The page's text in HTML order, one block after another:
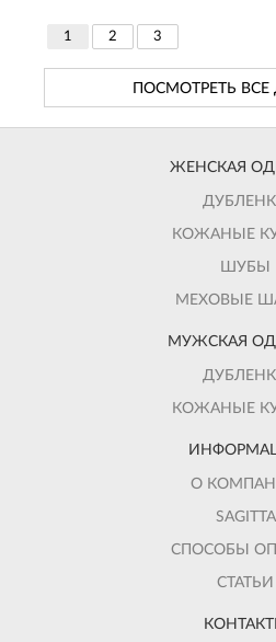
1 2 3
ПОСМОТРЕТЬ
ЖЕНСКАЯ
КОЖАНЫЕ
ШУБЫ
МЕХОВЫЕ
МУЖСКАЯ
КОЖАНЫЕ
О
SAGITTA
СПОСОБЫ
СТАТЬИ